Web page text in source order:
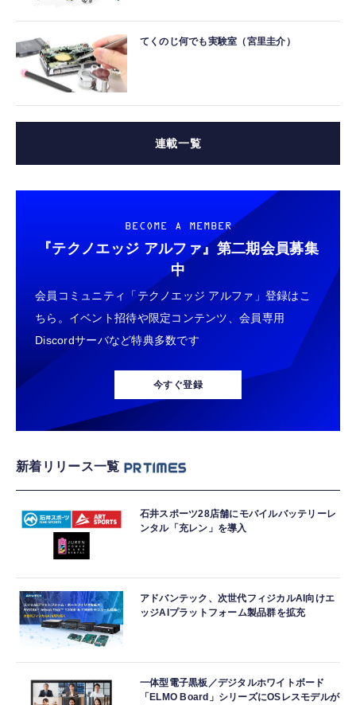
てくのじ何でも実験室（宮里圭介）
連載一覧
BECOME A MEMBER
『テクノエッジ アルファ』 第二期会員募集
中
会員コミュニティ「テクノエッジ アルファ」登録はこ
ちら。イベント招待や限定コンテンツ、会員専用
Discordサーバなど特典多数です
今すぐ登録
新着リリース一覧
石井スポーツ28店舗にモバイルバッテリーレ
ンタル「充レン」を導入
アドバンテック、次世代フィジカルAI向けエ
ッジAIプラットフォーム製品群を拡充
一体型電子黒板／デジタルホワイトボード
「ELMO Board」シリーズにOSレスモデルが